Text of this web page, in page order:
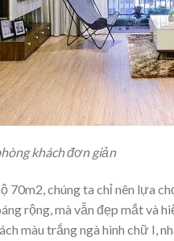
khách đơn giản
70m2, chúng ta chỉ nên lựa
rộng, mà vẫn đẹp mắt và
màu trắng ngà hình chữ I,